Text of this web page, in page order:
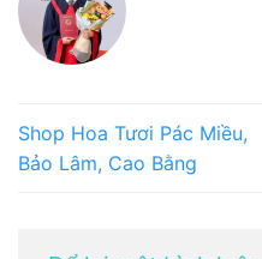
Shop Hoa Tươi Pác Miều,
Bảo Lâm, Cao Bằng